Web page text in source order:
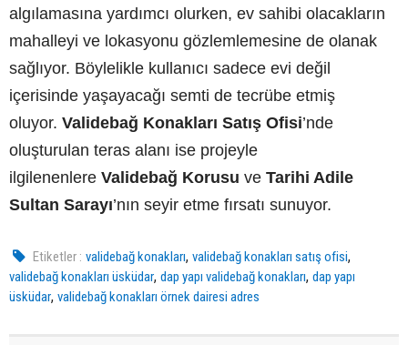
algılamasına yardımcı olurken, ev sahibi olacakların
mahalleyi ve lokasyonu gözlemlemesine de olanak
sağlıyor. Böylelikle kullanıcı sadece evi değil
içerisinde yaşayacağı semti de tecrübe etmiş
oluyor. Validebağ Konakları Satış Ofisi’nde
oluşturulan teras alanı ise projeyle
ilgilenenlere Validebağ Korusu ve Tarihi Adile
Sultan Sarayı’nın seyir etme fırsatı sunuyor.
Etiketler : validebağ konakları,validebağ konakları satış ofisi,
validebağ konakları üsküdar, dap yapı validebağ konakları, dap yapı
üsküdar, validebağ konakları örnek dairesi adres